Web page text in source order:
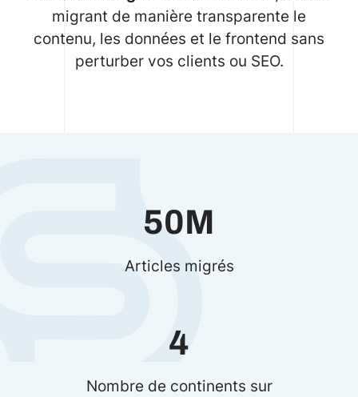
migrant de manière transparente le
contenu, les données et le frontend sans
perturber vos clients ou SEO.
50M
Articles migrés
4
Nombre de continents sur